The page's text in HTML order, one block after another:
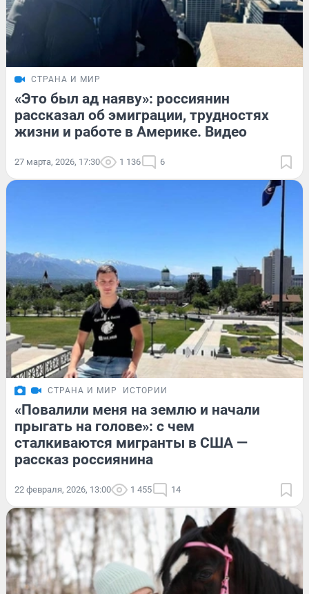
СТРАНА И МИР
«Это был ад наяву»: россиянин
рассказал об эмиграции, трудностях
жизни и работе в Америке. Видео
27 марта, 2026, 17:30 1 136 6
СТРАНА И МИР ИСТОРИИ
«Повалили меня на землю и начали
прыгать на голове»: с чем
сталкиваются мигранты в США —
рассказ россиянина
22 февраля, 2026, 13:00 1 455 14